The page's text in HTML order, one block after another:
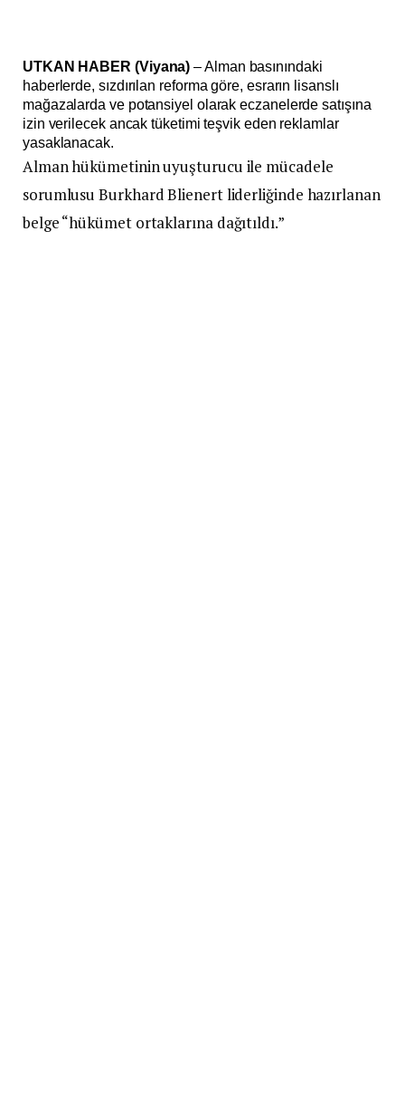
UTKAN HABER (Viyana) – Alman basınındaki
haberlerde, sızdırılan reforma göre, esrarın lisanslı
mağazalarda ve potansiyel olarak eczanelerde satışına
izin verilecek ancak tüketimi teşvik eden reklamlar
yasaklanacak.
Alman hükümetinin uyuşturucu ile mücadele
sorumlusu Burkhard Blienert liderliğinde hazırlanan
belge “hükümet ortaklarına dağıtıldı.”